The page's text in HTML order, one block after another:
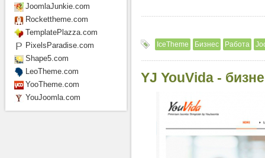
IceTheme Бизнес Работа
YJ YouVida -
JoomlaJunkie.com
Rockettheme.com
TemplatePlazza.com
PixelsParadise.com
Shape5.com
LeoTheme.com
YooTheme.com
YouJoomla.com